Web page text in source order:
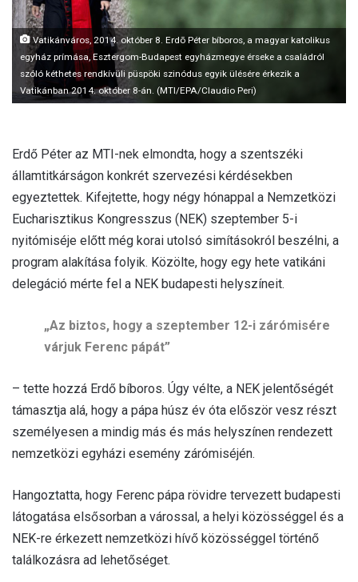
l
Vatikánváros, 2014. október 8. Erdõ Péter bíboros, a magyar katolikus
egyház prímása, Esztergom-Budapest egyházmegye érseke a családról
szóló kéthetes rendkívüli püspöki szinódus egyik ülésére érkezik a
Vatikánban 2014. október 8-án. (MTI/EPA/Claudio Peri)
Erdő Péter az MTI-nek elmondta, hogy a szentszéki
államtitkárságon konkrét szervezési kérdésekben
egyeztettek. Kifejtette, hogy négy hónappal a Nemzetközi
Eucharisztikus Kongresszus (NEK) szeptember 5-i
nyitómiséje előtt még korai utolsó simításokról beszélni, a
program alakítása folyik. Közölte, hogy egy hete vatikáni
delegáció mérte fel a NEK budapesti helyszíneit.
„Az biztos, hogy a szeptember 12-i zárómisére
várjuk Ferenc pápát”
– tette hozzá Erdő bíboros. Úgy vélte, a NEK jelentőségét
támasztja alá, hogy a pápa húsz év óta először vesz részt
személyesen a mindig más és más helyszínen rendezett
nemzetközi egyházi esemény zárómiséjén.
Hangoztatta, hogy Ferenc pápa rövidre tervezett budapesti
látogatása elsősorban a várossal, a helyi közösséggel és a
NEK-re érkezett nemzetközi hívő közösséggel történő
találkozásra ad lehetőséget.